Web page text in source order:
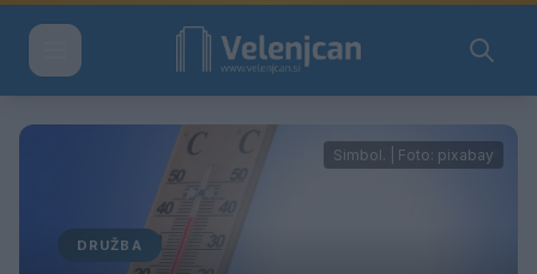
Simbol. | Foto: pixabay
DRUŽBA